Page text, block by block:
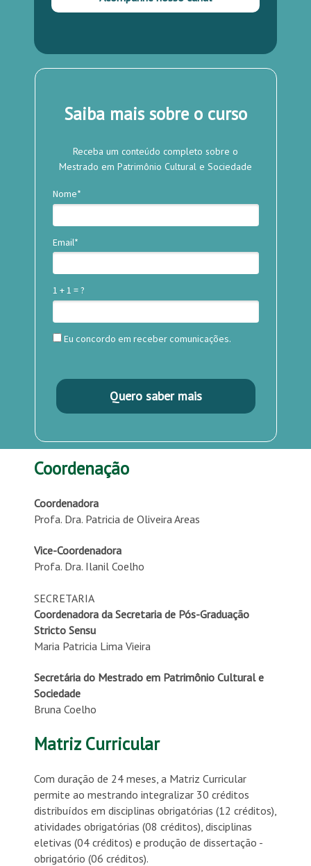
Saiba mais sobre o curso
Receba um conteúdo completo sobre o
Mestrado em Patrimônio Cultural e Sociedade
Nome*
Email*
1 + 1 = ?
Eu concordo em receber comunicações.
Quero saber mais
Coordenação
Coordenadora
Profa. Dra. Patricia de Oliveira Areas
Vice-Coordenadora
Profa. Dra. Ilanil Coelho
SECRETARIA
Coordenadora da Secretaria de Pós-Graduação
Stricto Sensu
Maria Patricia Lima Vieira
Secretária do Mestrado em Patrimônio Cultural e
Sociedade
Bruna Coelho
Matriz Curricular
Com duração de 24 meses, a Matriz Curricular
permite ao mestrando integralizar 30 créditos
distribuídos em disciplinas obrigatórias (12 créditos),
atividades obrigatórias (08 créditos), disciplinas
eletivas (04 créditos) e produção de dissertação -
obrigatório (06 créditos).